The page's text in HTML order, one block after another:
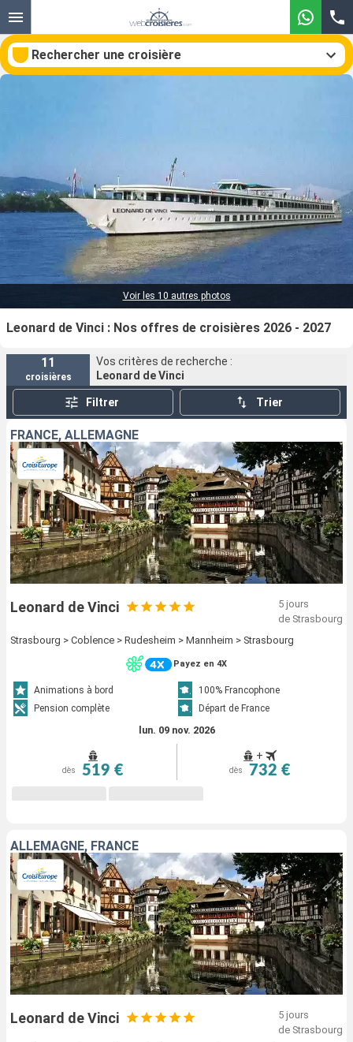
Rechercher une croisière
Mois de départ
Ports Compagnies
Rechercher
Leonard de Vinci : Nos offres de croisières 2026 - 2027
Voir les 10 autres photos
11
croisières
Vos critères de recherche :
Leonard de Vinci
Filtrer Trier
FRANCE, ALLEMAGNE
Leonard de Vinci
5 jours
de Strasbourg
Strasbourg > Coblence > Rudesheim > Mannheim > Strasbourg
Payez en 4X
Animations à bord
100% Francophone
Pension complète
Départ de France
lun. 09 nov. 2026
dès 519 €
+
dès 732 €
ALLEMAGNE, FRANCE
Leonard de Vinci
5 jours
de Strasbourg